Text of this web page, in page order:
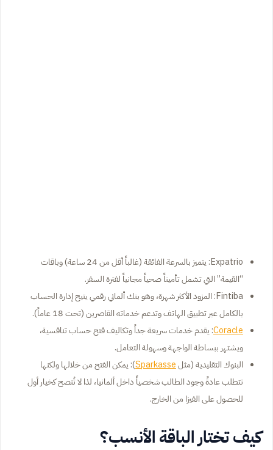
Expatrio: يتميز بالسرعة الفائقة (غالباً أقل من 24 ساعة) وباقات
“القيمة” التي تشمل تأميناً صحياً مجانياً لفترة السفر.
Fintiba: المزود الأكثر شهرة، وهو بنك ألماني رقمي يتيح إدارة الحساب
بالكامل عبر تطبيق الهاتف وتدعم خدماته القاصرين (تحت 18 عاماً).
Coracle: يقدم خدمات سريعة جداً وتكاليف فتح حساب تنافسية،
ويشتهر ببساطة الواجهة وسهولة التعامل.
البنوك التقليدية (مثلSparkasse): يمكن الفتح من خلالها ولكنها
تتطلب عادةً وجود الطالب شخصياً داخل ألمانيا، لذا لا تُنصح كخيار أول
للحصول على الفيزا من الخارج.
كيف تختار الباقة الأنسب؟